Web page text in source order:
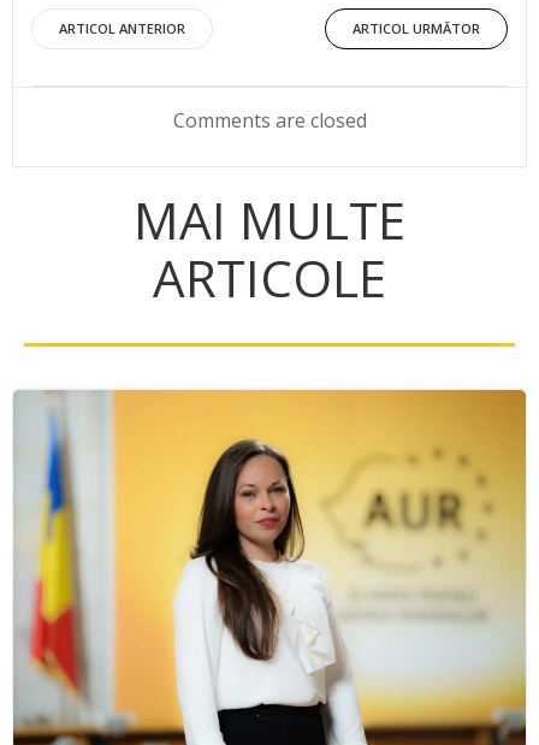
Post
navigation
ARTICOL ANTERIOR
Post
navigation
ARTICOL URMĂTOR
Comments are closed
MAI MULTE
ARTICOLE